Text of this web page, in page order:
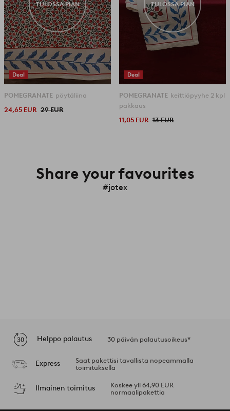
Deal
TULOSSA PIAN
POMEGRANATE pöytäliina
24,65 EUR 29 EUR
Deal
TULOSSA PIAN
POMEGRANATE keittiöpyyhe 2 kpl
pakkaus
11,05 EUR 13 EUR
Share your favourites
#jotex
Helppo palautus 30 päivän palautusoikeus*
Express
Saat pakettisi tavallista nopeammalla
toimituksella
Ilmainen toimitus
Koskee yli 64,90 EUR
normaalipakettia